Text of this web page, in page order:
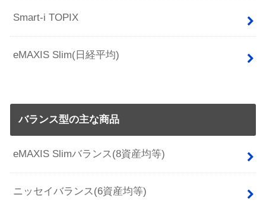
Smart-i TOPIX
eMAXIS Slim(日経平均)
バランス型の主な商品
eMAXIS Slimバランス(8資産均等)
ニッセイバランス(6資産均等)